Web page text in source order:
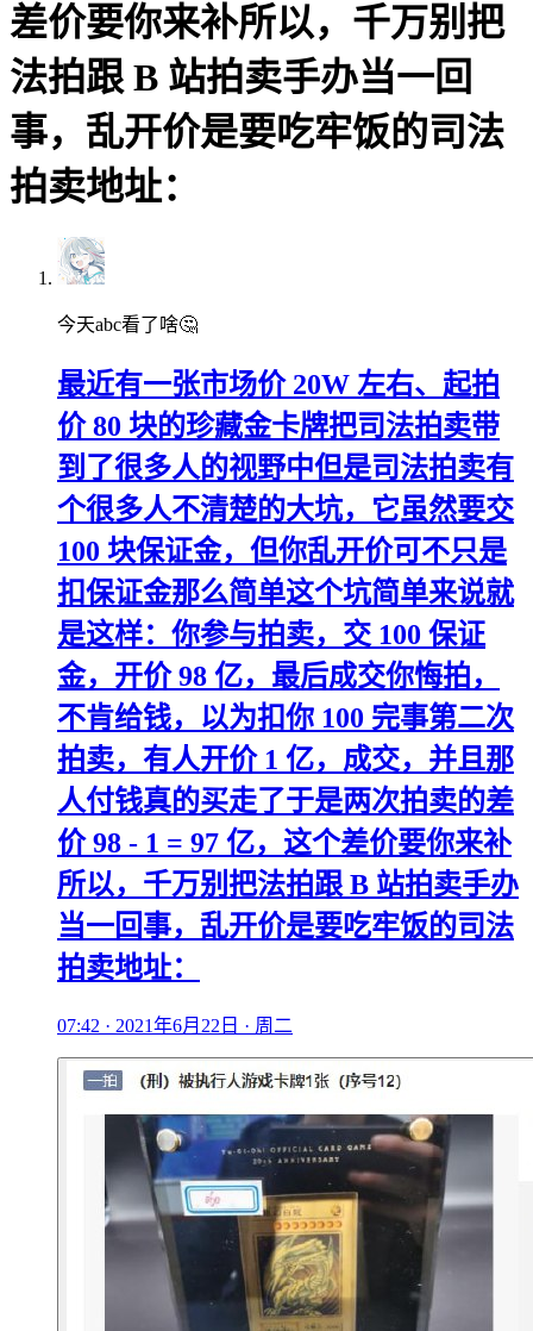
差价要你来补所以，千万别把
法拍跟 B 站拍卖手办当一回
事，乱开价是要吃牢饭的司法
拍卖地址：
今天abc看了啥🤔
最近有一张市场价 20W 左右、起拍
价 80 块的珍藏金卡牌把司法拍卖带
到了很多人的视野中但是司法拍卖有
个很多人不清楚的大坑，它虽然要交
100 块保证金，但你乱开价可不只是
扣保证金那么简单这个坑简单来说就
是这样：你参与拍卖，交 100 保证
金，开价 98 亿，最后成交你悔拍，
不肯给钱，以为扣你 100 完事第二次
拍卖，有人开价 1 亿，成交，并且那
人付钱真的买走了于是两次拍卖的差
价 98 - 1 = 97 亿，这个差价要你来补
所以，千万别把法拍跟 B 站拍卖手办
当一回事，乱开价是要吃牢饭的司法
拍卖地址：
07:42 · 2021年6月22日 · 周二